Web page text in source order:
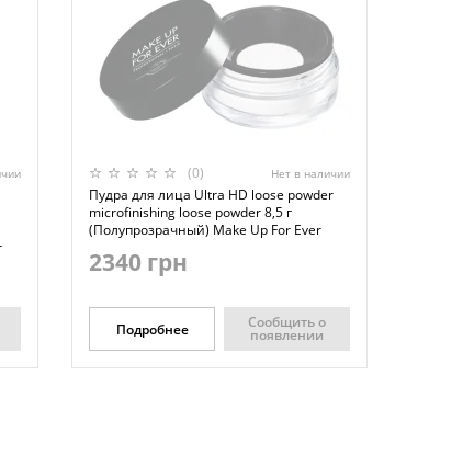
(0) Нет в наличии
Пудра для лица Ultra HD loose powder
microfinishing loose powder 8,5 г
(Полупрозрачный) Make Up For Ever
2340 грн
Подробнее Сообщить о
появлении